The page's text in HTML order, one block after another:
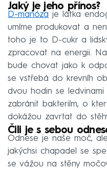
Jaký je jeho přínos?
D-manóza je látka
umíme produkovat a
toho je to D-cukr a
zpracovat na energii.
bude chovat jako k
se vstřebá do krevníh
dvou hodin se
zabránit bakteriím, o
dokážou zavrtat do
Čili je s sebou
Odnese je naše moč,
jakýchsi chapadel se
se vážou na stěny